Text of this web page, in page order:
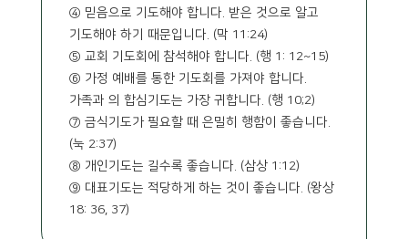
④ 믿음으로 기도해야 합니다. 받은 것으로 알고
기도해야 하기 때문입니다. (막 11:24)
⑤ 교회 기도회에 참석해야 합니다. (행 1: 12~15)
⑥ 가정 예배를 통한 기도회를 가져야 합니다.
가족과 의 합심기도는 가장 귀합니다. (행 10;2)
⑦ 금식기도가 필요할 때 은밀히 행함이 좋습니다.
(눅 2:37)
⑧ 개인기도는 길수록 좋습니다. (삼상 1:12)
⑨ 대표기도는 적당하게 하는 것이 좋습니다. (왕상
18: 36, 37)